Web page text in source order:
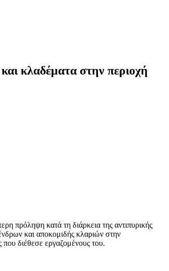
κλαδέματα στην περιοχή
πρόληψη κατά τη διάρκεια της αντιπυρικής
και αποκομιδής κλαριών στην
διέθεσε εργαζομένους του.